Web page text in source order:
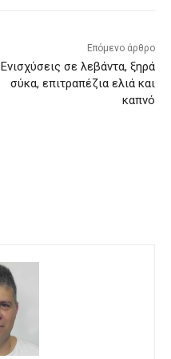
Επόμενο άρθρο
Eνισχύσεις σε λεβάντα, ξηρά
σύκα, επιτραπέζια ελιά και
καπνό